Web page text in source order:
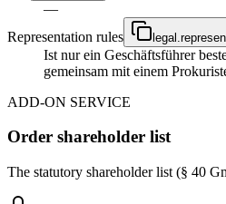
—
Representation rules
Ist nur ein Geschäftsführer
gemeinsam mit einem
ADD-ON SERVICE
Order shareholder list
The statutory shareholder list (§ 40